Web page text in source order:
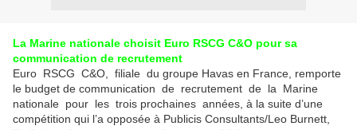
La Marine nationale choisit Euro RSCG C&O pour sa
communication de recrutement
Euro RSCG C&O, filiale du groupe Havas en France, remporte
le budget de communication de recrutement de la Marine
nationale pour les trois prochaines années, à la suite d’une
compétition qui l’a opposée à Publicis Consultants/Leo Burnett,